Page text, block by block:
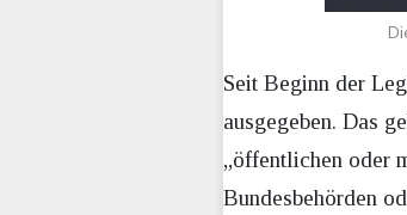
Seit Beginn der
ausgegeben. Das
„öffentlichen oder
Bundesbehörden